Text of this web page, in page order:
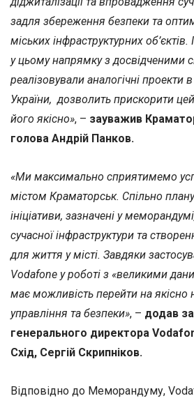
задля збереження безпеки та
міських інфраструктурних
у цьому напрямку з досвідченими
реалізовували аналогічні проекти
України, дозволить прискорити
його якісно», – зауважив
голова Андрій Панков.
«Ми максимально сприятимемо
містом Краматорськ. Спільно
ініціативи, зазначені у
сучасної інфраструктури та
для життя у місті. Завдяки
Vodafone у роботі з «великими
має можливість перейти на якісно
управління та безпеки», – додав
генерального директора
Схід, Сергій Скрипніков.
Відповідно до Меморандуму,